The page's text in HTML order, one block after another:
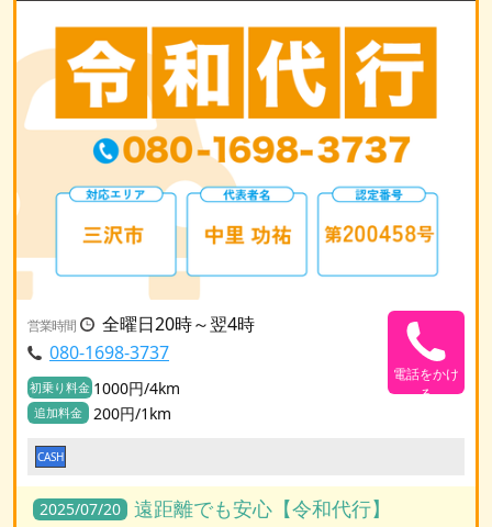
営業時間
全曜日20時～翌4時
080-1698-3737
初乗り料金 1000円/4km
追加料金 200円/1km
電話をかけ
る
CASH
2025/07/20 遠距離でも安心【令和代行】